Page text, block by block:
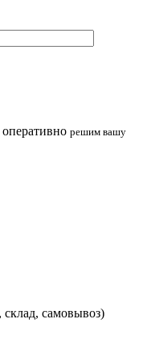
решим вашу
склад, самовывоз)